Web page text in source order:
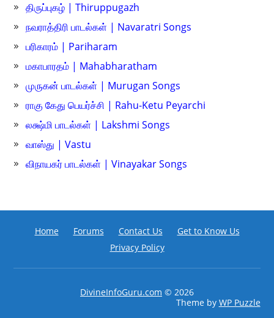
திருப்புகழ் | Thiruppugazh
நவராத்திரி பாடல்கள் | Navaratri Songs
பரிகாரம் | Pariharam
மகாபாரதம் | Mahabharatham
முருகன் பாடல்கள் | Murugan Songs
ராகு கேது பெயர்ச்சி | Rahu-Ketu Peyarchi
லக்ஷ்மி பாடல்கள் | Lakshmi Songs
வாஸ்து | Vastu
விநாயகர் பாடல்கள் | Vinayakar Songs
Home Forums Contact Us
Get to Know Us
Privacy Policy
DivineInfoGuru.com © 2026
Theme by WP Puzzle